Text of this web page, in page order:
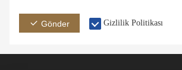
Gönder Gizlilik Politikası